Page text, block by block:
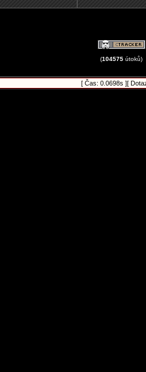
(104575 útoků)
[ Čas: 0.0698s ][